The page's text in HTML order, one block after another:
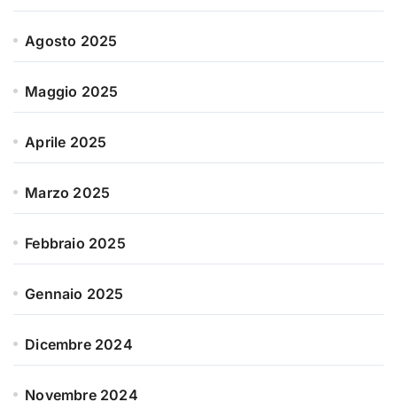
Agosto 2025
Maggio 2025
Aprile 2025
Marzo 2025
Febbraio 2025
Gennaio 2025
Dicembre 2024
Novembre 2024